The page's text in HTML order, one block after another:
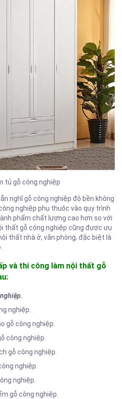
tủ gỗ công nghiệp
nghĩ gỗ công nghiệp độ bền không
nghiệp phụ thuộc vào quy trình
phẩm chất lượng cao hơn so với
thất gỗ công nghiệp cũng được ưu
thất nhà ở, văn phòng, đặc biệt là
và thi công làm nội thất gỗ
nghiệp.
gỗ công nghiệp.
công nghiệp.
gỗ công nghiệp.
nghiệp.
nghiệp.
gỗ công nghiệp.